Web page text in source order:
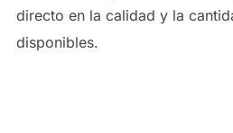
directo en la calidad y la
disponibles.